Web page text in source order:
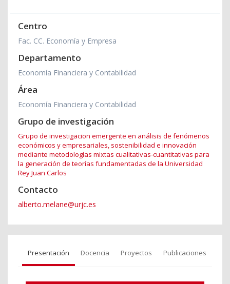
Centro
Fac. CC. Economía y Empresa
Departamento
Economía Financiera y Contabilidad
Área
Economía Financiera y Contabilidad
Grupo de investigación
Grupo de investigacion emergente en análisis de fenómenos
económicos y empresariales, sostenibilidad e innovación
mediante metodologías mixtas cualitativas-cuantitativas para
la generación de teorías fundamentadas de la Universidad
Rey Juan Carlos
Contacto
alberto.melane@urjc.es
Presentación Docencia Proyectos Publicaciones